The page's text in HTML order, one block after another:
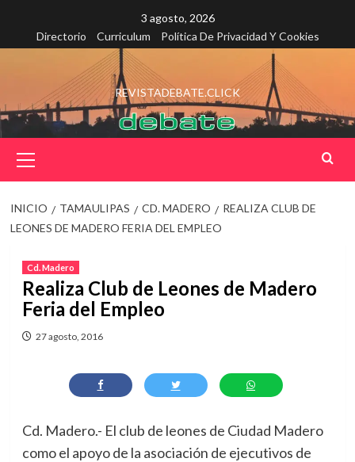
contenido
3 agosto, 2026
Directorio
Curriculum Política De Privacidad Y Cookies
REVISTADEBATE.CLICK
principal
INICIO TAMAULIPAS CD. MADERO
REALIZA CLUB DE
LEONES DE MADERO FERIA DEL EMPLEO
Cd. Madero
Realiza Club de Leones de Madero
Feria del Empleo
27 agosto, 2016
Cd. Madero.- El club de leones de Ciudad Madero
como el apoyo de la asociación de ejecutivos de